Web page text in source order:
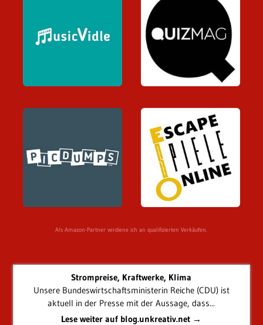
Als Amazon-Partner verdiene ich an qualifizierten Verkäufen.
Strompreise, Kraftwerke, Klima
Unsere Bundeswirtschaftsministerin Reiche (CDU) ist
aktuell in der Presse mit der Aussage, dass...
Lese weiter auf blog.unkreativ.net →